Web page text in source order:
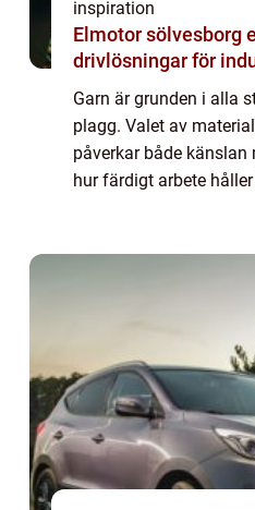
inspiration
Elmotor sölvesborg effektiva
drivlösningar för
Garn är grunden i alla
plagg. Valet av
påverkar både känslan
hur färdigt arbete